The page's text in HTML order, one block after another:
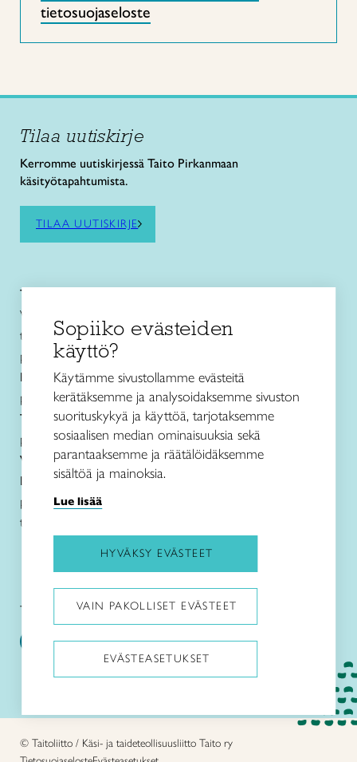
tietosuojaseloste
Tilaa uutiskirje
Kerromme uutiskirjessä Taito Pirkanmaan
käsityötapahtumista.
TILAA UUTISKIRJE
Taito Pirkanmaa ry
Vuolteentori 2, 33100 Tampere
toimisto@taitopirkanmaa.fi
p. 050 471 0691
Käsityö- ja muotoilukoulu Näpsä
p. 050 560 6332
Taito Shop Tampere
p. 050 598 4367
Verkkokauppa
Lanka- ja ohjetiedustelut sekä jälleenmyynti
p. 050 594 1917
taitopirkanmaa@taitopirkanmaa.fi
Käsityö- ja muotoilukoulu Näpsä:
Taito Pirkanmaa:
© Taitoliitto / Käsi- ja taideteollisuusliitto Taito ry
Sopiiko evästeiden
käyttö?
Käytämme sivustollamme evästeitä
kerätäksemme ja analysoidaksemme sivuston
suorituskykyä ja käyttöä, tarjotaksemme
sosiaalisen median ominaisuuksia sekä
parantaaksemme ja räätälöidäksemme
sisältöä ja mainoksia.
Lue lisää
HYVÄKSY EVÄSTEET
VAIN PAKOLLISET EVÄSTEET
EVÄSTEASETUKSET